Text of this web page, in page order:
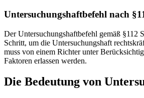
Untersuchungshaftbefehl nach
Der Untersuchungshaftbefehl gemäß §112
Schritt, um die Untersuchungshaft
muss von einem Richter unter
Faktoren erlassen werden.
Die Bedeutung von